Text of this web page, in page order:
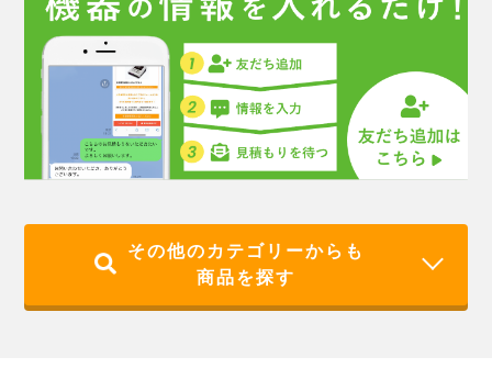
その他のカテゴリーからも
商品を探す